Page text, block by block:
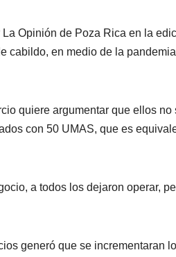
Opinión de Poza Rica en la
cabildo, en medio de la
quiere argumentar que ellos
con 50 UMAS, que es
a todos los dejaron operar,
generó que se incrementaran